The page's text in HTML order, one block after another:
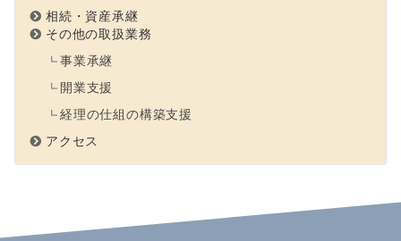
相続・資産承継
その他の取扱業務
事業承継
開業支援
経理の仕組の構築支援
アクセス